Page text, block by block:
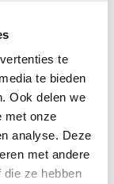
te
te bieden
Ook delen we
met onze
analyse. Deze
met andere
ze hebben
berekentool:
Berekentool